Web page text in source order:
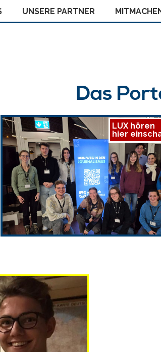
UNSERE PARTNER
Das
LUX hören
hier